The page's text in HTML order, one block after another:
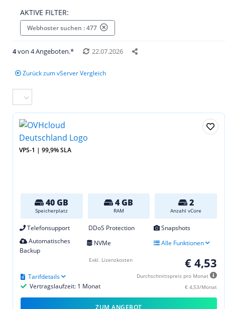
AKTIVE FILTER:
Webhoster suchen : 477
4von 4 Angeboten.* 22.07.2026
Zurück zum vServer Vergleich
VPS-1 | 99,9% SLA
40 GB
Speicherplatz
4 GB
RAM
2
Anzahl vCore
Telefonsupport DDoS Protection
Snapshots
Automatisches
Backup
NVMe Alle Funktionen
€ 4,53
Durchschnittspreis pro Monat
€ 4,53/Monat
Vertragslaufzeit: 1 Monat
Tarifdetails
Exkl. Lizenzkosten
ZUM ANGEBOT